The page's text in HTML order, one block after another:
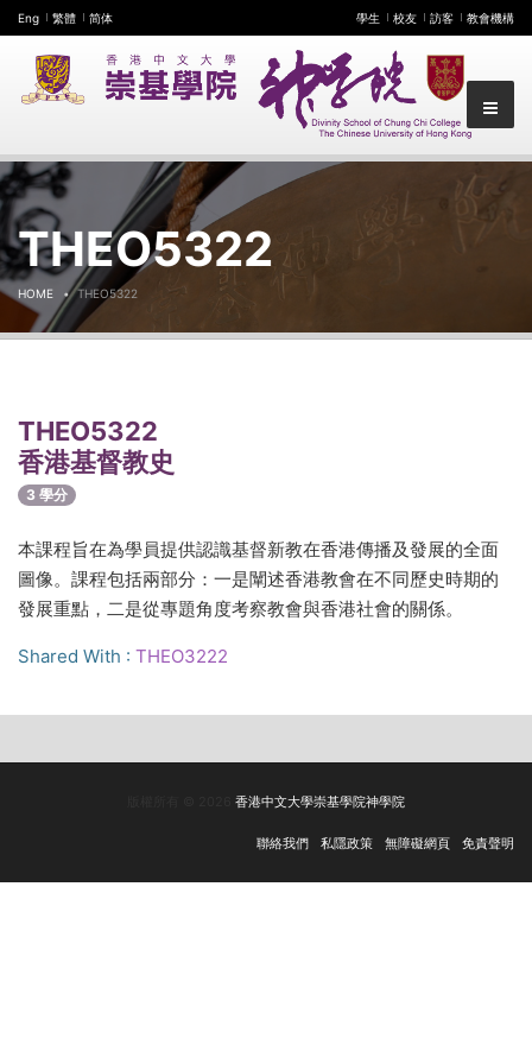
Eng 繁體 简体 學生 校友 訪客 教會機構
THEO5322
HOME THEO5322
THEO5322
香港基督教史
3 學分
本課程旨在為學員提供認識基督新教在香港傳播及發展的全面
圖像。課程包括兩部分：一是闡述香港教會在不同歷史時期的
發展重點，二是從專題角度考察教會與香港社會的關係。
Shared With : THEO3222
香港中文大學崇基學院神學院
免責聲明
無障礙網頁
私隱政策
聯絡我們